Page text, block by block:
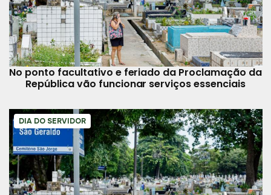
No ponto facultativo e feriado da Proclamação da
República vão funcionar serviços essenciais
DIA DO SERVIDOR